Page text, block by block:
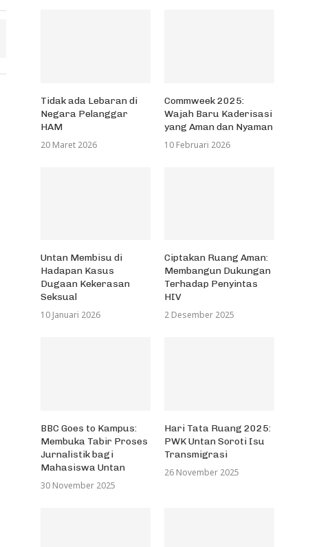
Sudah ada peringatan, namun
Hadapi MEA, Dekan FKIP
Lulusan Berkompeten
Tidak ada Lebaran di
Negara Pelanggar
HAM
20 Maret 2026
Commweek 2025:
Wajah Baru Kaderisasi
yang Aman dan Nyaman
10 Februari 2026
Untan Membisu di
Hadapan Kasus
Dugaan Kekerasan
Seksual
10 Januari 2026
Ciptakan Ruang Aman:
Membangun Dukungan
Terhadap Penyintas
HIV
2 Desember 2025
BBC Goes to Kampus:
Membuka Tabir Proses
Jurnalistik bagi
Mahasiswa Untan
30 November 2025
Hari Tata Ruang 2025:
PWK Untan Soroti Isu
Transmigrasi
26 November 2025